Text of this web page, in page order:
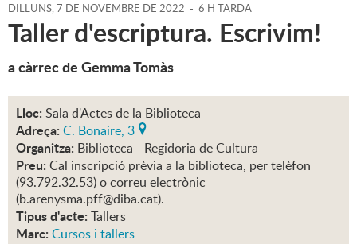
DILLUNS,7 DE NOVEMBRE DE 2022 - 6 H TARDA
Taller d'escriptura. Escrivim!
a càrrec de Gemma Tomàs
Lloc: Sala d'Actes de la Biblioteca
Adreça: C. Bonaire, 3
Organitza: Biblioteca - Regidoria de Cultura
Preu: Cal inscripció prèvia a la biblioteca, per telèfon
(93.792.32.53) o correu electrònic
(b.arenysma.pff@diba.cat).
Tipus d'acte: Tallers
Marc: Cursos i tallers